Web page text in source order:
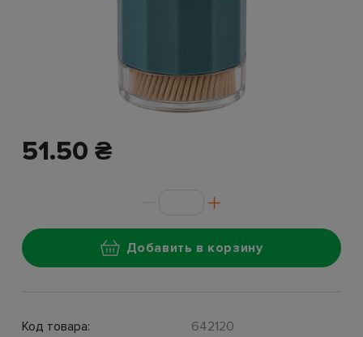
51.50 ₴
Добавить в корзину
Код товара:
642120